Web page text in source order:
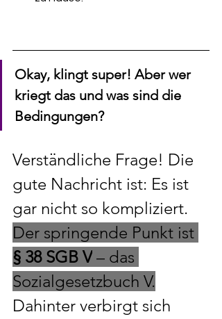
Okay, klingt super! Aber wer
kriegt das und was sind die
Bedingungen?
Verständliche Frage! Die
gute Nachricht ist: Es ist
gar nicht so kompliziert.
Der springende Punkt ist
§ 38 SGB V – das
Sozialgesetzbuch V.
Dahinter verbirgt sich